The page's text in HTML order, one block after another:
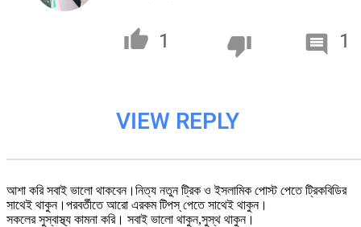
আশা করি সবাই ভালো থাকবেন।নিত্য নতুন ট্রিক ও ইসলামিক পোস্ট পেতে ট্রিকবিডির
সাথেই থাকুন।পরবর্তীতে আরো এরকম টিপস্ পেতে সাথেই থাকুন।
সকলের সুস্বাস্থ্য কামনা করি। সবাই ভালো থাকুন,সুস্থ থাকুন।